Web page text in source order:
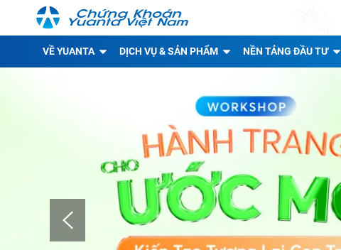
VỀ YUANTA DỊCH VỤ & SẢN PHẨM NỀN TẢNG ĐẦU TƯ